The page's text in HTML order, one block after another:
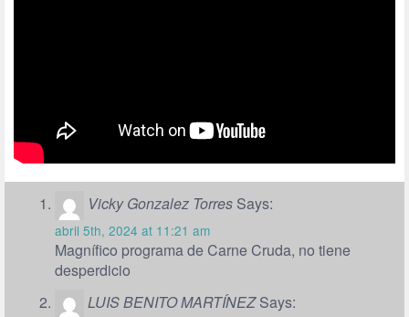
Vicky Gonzalez Torres Says:
abril 5th, 2024 at 11:21 am
Magnífico programa de Carne Cruda, no tiene
desperdicio
LUIS BENITO MARTÍNEZSays: